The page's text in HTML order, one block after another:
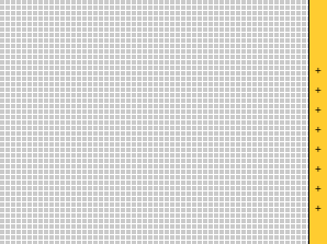
+
+
+
+
+
+
+
+